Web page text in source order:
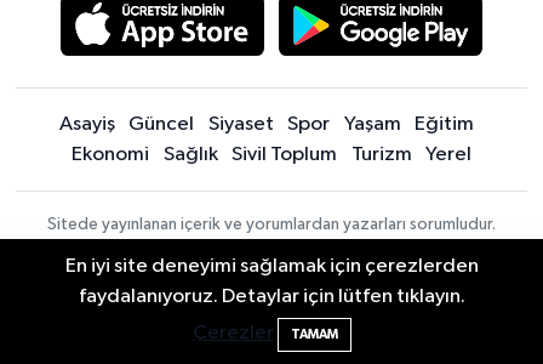
Asayiş Güncel Siyaset Spor Yaşam
Eğitim
Ekonomi
Sağlık Sivil Toplum Turizm Yerel
Sitede yayınlanan içerik ve yorumlardan yazarları sorumludur.
Bartın İnfo sorumlu tutulamaz. Sitedeki tüm harici linkler ayrı bir
sayfada açılır. Sitemizde yayınlanan haber, köşe yazıları ve
fotoğraflar izin alınmaksızın kaynak gösterilse dahi, herhangi bir
ortamda kullanılamaz ve yayınlanamaz
En iyi site deneyimi sağlamak için çerezlerden
faydalanıyoruz. Detaylar için lütfen tıklayın.
Çerezler
TAMAM
22:47 Festivalde at yarışında kaza: 2 at öldü, 1